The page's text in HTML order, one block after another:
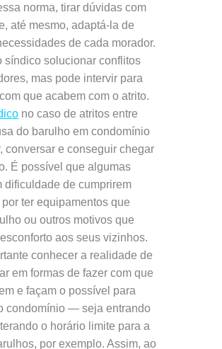
norma, tirar dúvidas com
até mesmo, adaptá-la de
de cada morador.
síndico solucionar conflitos
mas pode intervir para
que acabem com o atrito.
no caso de atritos entre
do barulho em condomínio
conversar e conseguir chegar
É possível que algumas
dificuldade de cumprirem
ter equipamentos que
ou outros motivos que
aos seus vizinhos.
conhecer a realidade de
em formas de fazer com que
e façam o possível para
condomínio — seja entrando
o horário limite para a
por exemplo. Assim, ao